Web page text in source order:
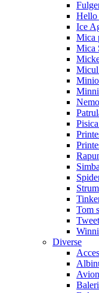
Ice
Mica
Mica
Nemo
Tom
Diverse
Avion